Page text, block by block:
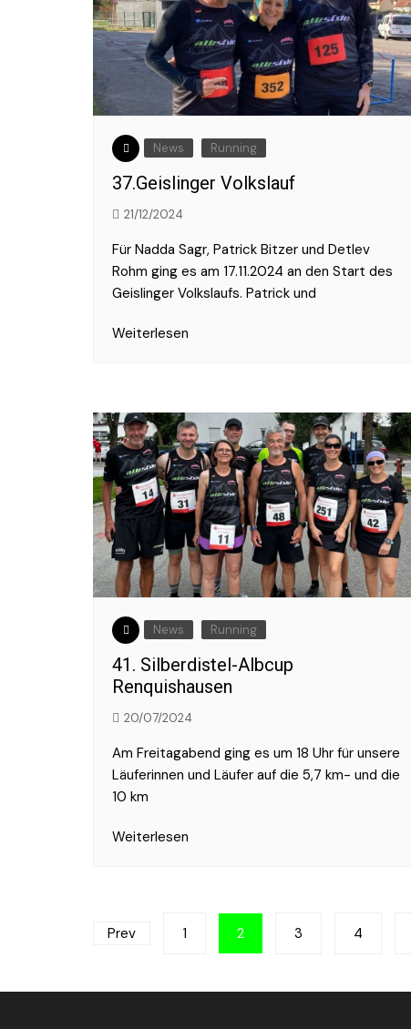
News Running
37.Geislinger Volkslauf
21/12/2024
Für Nadda Sagr, Patrick Bitzer und Detlev
Rohm ging es am 17.11.2024 an den Start des
Geislinger Volkslaufs. Patrick und
Weiterlesen
News Running
41. Silberdistel-Albcup
Renquishausen
20/07/2024
Am Freitagabend ging es um 18 Uhr für unsere
Läuferinnen und Läufer auf die 5,7 km- und die
10 km
Weiterlesen
Seitennummerierung
Beiträge
Prev 1 2 3 4